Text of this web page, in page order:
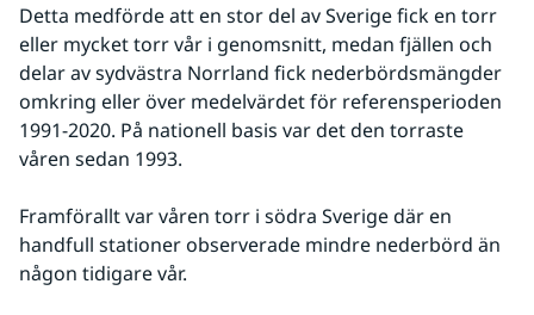
Detta medförde att en stor del av Sverige fick en torr
eller mycket torr vår i genomsnitt, medan fjällen och
delar av sydvästra Norrland fick nederbördsmängder
omkring eller över medelvärdet för referensperioden
1991-2020. På nationell basis var det den torraste
våren sedan 1993.
Framförallt var våren torr i södra Sverige där en
handfull stationer observerade mindre nederbörd än
någon tidigare vår.